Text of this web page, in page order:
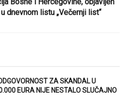
dnevnom listu „Večernji list“
ZA SKANDAL U
EURA NIJE NESTALO SLUČAJNO